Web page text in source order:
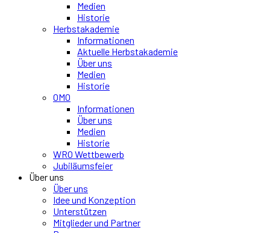
Medien
Historie
Herbstakademie
Informationen
Aktuelle Herbstakademie
Über uns
Medien
Historie
OMO
Informationen
Über uns
Medien
Historie
WRO Wettbewerb
Jubiläumsfeier
Über uns
Über uns
Idee und Konzeption
Unterstützen
Mitglieder und Partner